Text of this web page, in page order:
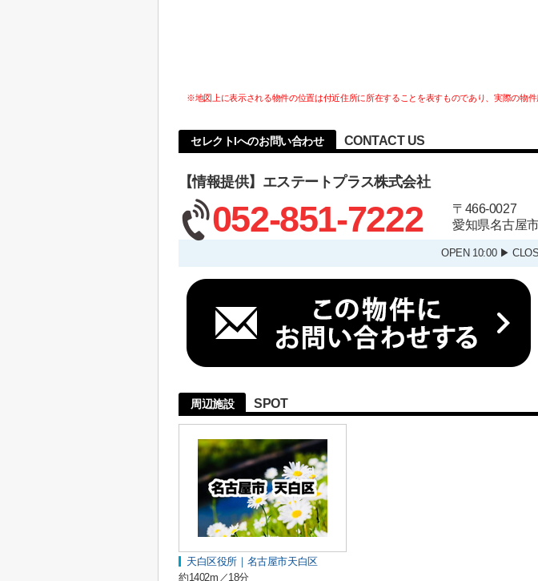
※地図上に表示される物件の位置は付近住所に所在することを表すものであり、実際の物件
セレクトIへのお問い合わせ CONTACT US
【情報提供】エステートプラス株式会社
052-851-7222
〒466-0027
愛知県名古屋
OPEN 10:00 ▶
周辺施設 SPOT
天白区役所｜名古屋市天白区
約1402m／18分